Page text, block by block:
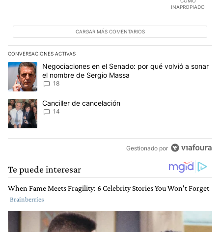
INAPROPIADO
CARGAR MÁS COMENTARIOS
CONVERSACIONES ACTIVAS
Este listado muestra los artículos con más comentarios en los
Un artículo de tendencia con el título "Negociaciones en el
Negociaciones en el Senado: por qué volvió a sonar
el nombre de Sergio Massa
18
Un artículo de tendencia con el título "Canciller de cancelación"
Canciller de cancelación
14
Gestionado por